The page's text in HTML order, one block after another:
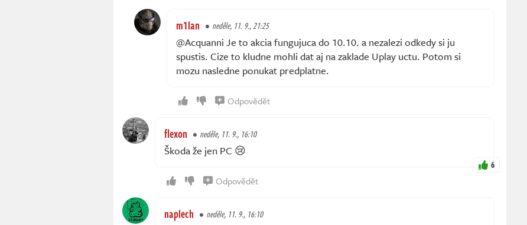
m1lan neděle, 11. 9., 21:25
@Acquanni Je to akcia fungujuca do 10.10. a nezalezi odkedy si ju
spustis. Cize to kludne mohli dat aj na zaklade Uplay uctu. Potom si
mozu nasledne ponukat predplatne.
Odpovědět
flexon neděle, 11. 9., 16:10
Škoda že jen PC 😢
6
Odpovědět
naplech neděle, 11. 9., 16:10